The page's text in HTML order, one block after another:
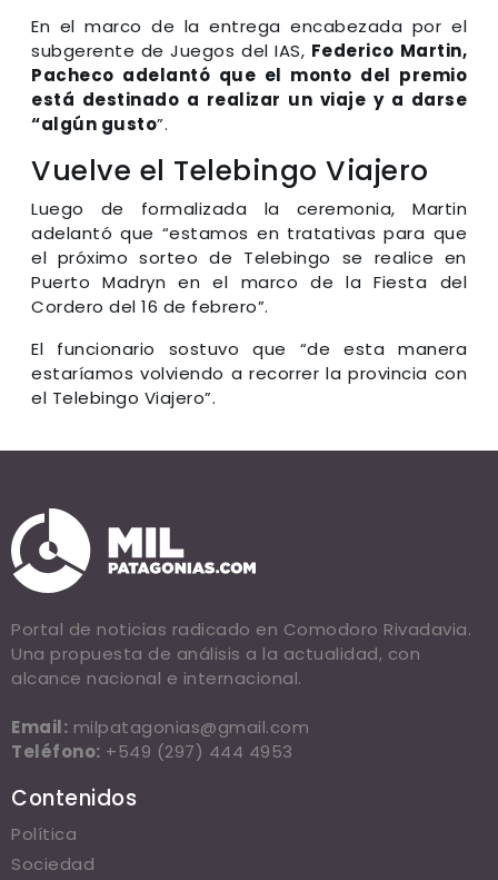
En el marco de la entrega encabezada por el
subgerente de Juegos del IAS, Federico Martin,
Pacheco adelantó que el monto del premio
está destinado a realizar un viaje y a darse
“algún gusto”.
Vuelve el Telebingo Viajero
Luego de formalizada la ceremonia, Martin
adelantó que “estamos en tratativas para que
el próximo sorteo de Telebingo se realice en
Puerto Madryn en el marco de la Fiesta del
Cordero del 16 de febrero”.
El funcionario sostuvo que “de esta manera
estaríamos volviendo a recorrer la provincia con
el Telebingo Viajero”.
Portal de noticias radicado en Comodoro Rivadavia.
Una propuesta de análisis a la actualidad, con
alcance nacional e internacional.
Email: milpatagonias@gmail.com
Teléfono: +549 (297) 444 4953
Contenidos
Política
Sociedad